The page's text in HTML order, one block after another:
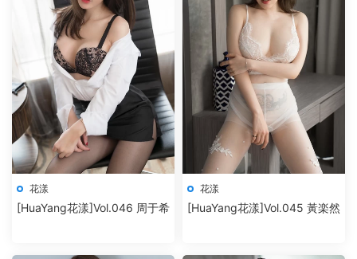
花漾
[HuaYang花漾]Vol.046 周于希
花漾
[HuaYang花漾]Vol.045 黃楽然